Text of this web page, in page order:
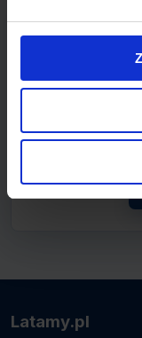
Latamy.pl